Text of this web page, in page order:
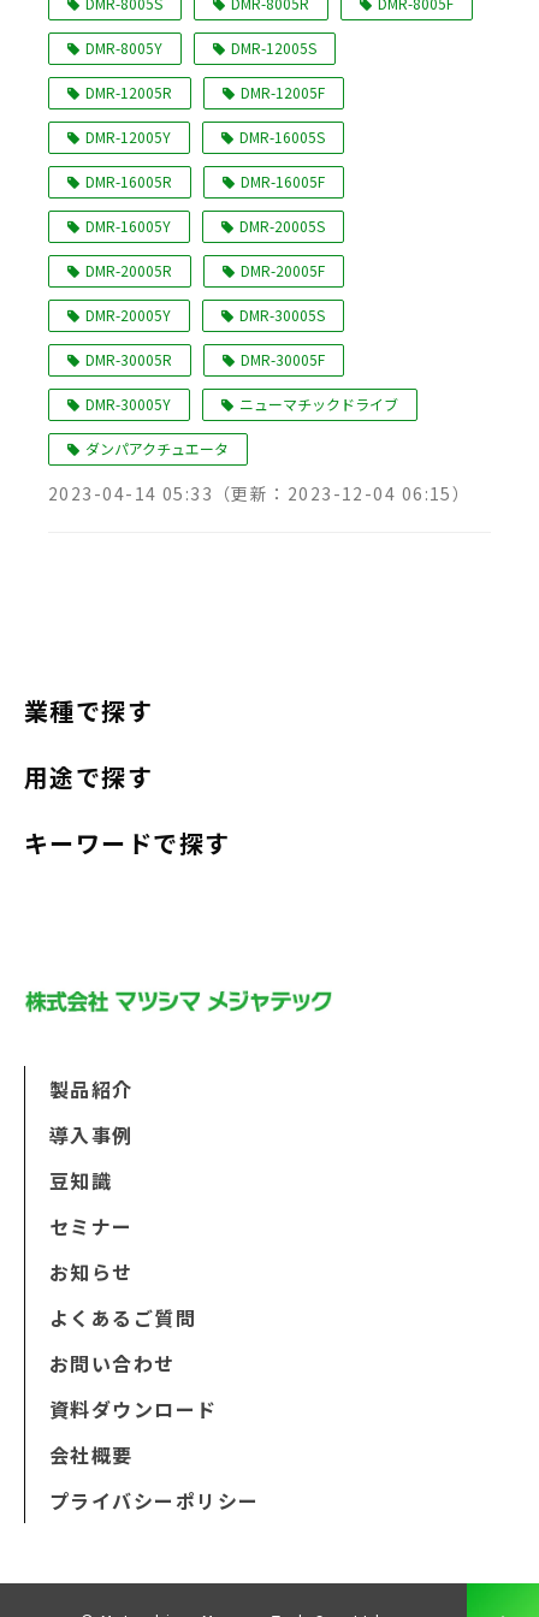
DMR-8005Y DMR-12005S
DMR-12005R DMR-12005F
DMR-12005Y DMR-16005S
DMR-16005R DMR-16005F
DMR-16005Y DMR-20005S
DMR-20005R DMR-20005F
DMR-20005Y DMR-30005S
DMR-30005R DMR-30005F
DMR-30005Y ニューマチックドライブ
ダンパアクチュエータ
2023-04-14 05:33 （更新： 2023-12-04 06:15）
業種で探す
用途で探す
キーワードで探す
製品紹介
導入事例
豆知識
セミナー
お知らせ
よくあるご質問
お問い合わせ
資料ダウンロード
会社概要
プライバシーポリシー